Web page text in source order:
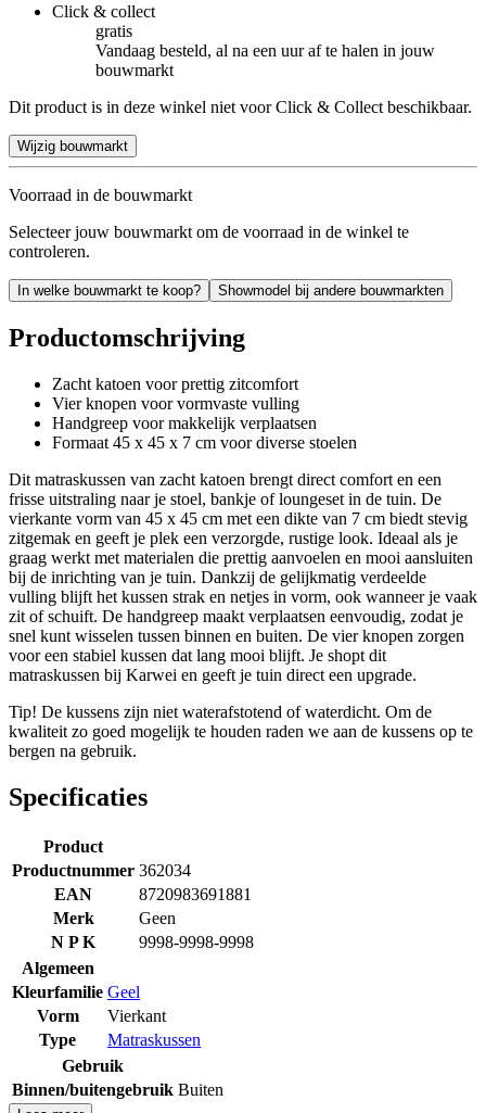
Click & collect
gratis
Vandaag besteld, al na een uur af te halen in jouw
bouwmarkt
Dit product is in deze winkel niet voor Click & Collect beschikbaar.
Wijzig bouwmarkt
Voorraad in de bouwmarkt
Selecteer jouw bouwmarkt om de voorraad in de winkel te
controleren.
In welke bouwmarkt te koop? Showmodel bij andere bouwmarkten
Productomschrijving
Zacht katoen voor prettig zitcomfort
Vier knopen voor vormvaste vulling
Handgreep voor makkelijk verplaatsen
Formaat 45 x 45 x 7 cm voor diverse stoelen
Dit matraskussen van zacht katoen brengt direct comfort en een
frisse uitstraling naar je stoel, bankje of loungeset in de tuin. De
vierkante vorm van 45 x 45 cm met een dikte van 7 cm biedt stevig
zitgemak en geeft je plek een verzorgde, rustige look. Ideaal als je
graag werkt met materialen die prettig aanvoelen en mooi aansluiten
bij de inrichting van je tuin. Dankzij de gelijkmatig verdeelde
vulling blijft het kussen strak en netjes in vorm, ook wanneer je vaak
zit of schuift. De handgreep maakt verplaatsen eenvoudig, zodat je
snel kunt wisselen tussen binnen en buiten. De vier knopen zorgen
voor een stabiel kussen dat lang mooi blijft. Je shopt dit
matraskussen bij Karwei en geeft je tuin direct een upgrade.
Tip! De kussens zijn niet waterafstotend of waterdicht. Om de
kwaliteit zo goed mogelijk te houden raden we aan de kussens op te
bergen na gebruik.
Specificaties
Product
Productnummer 362034
EAN
8720983691881
Merk
Geen
N P K
9998-9998-9998
Algemeen
Kleurfamilie Geel
Vorm
Vierkant
Type
Matraskussen
Gebruik
Binnen/buitengebruik Buiten